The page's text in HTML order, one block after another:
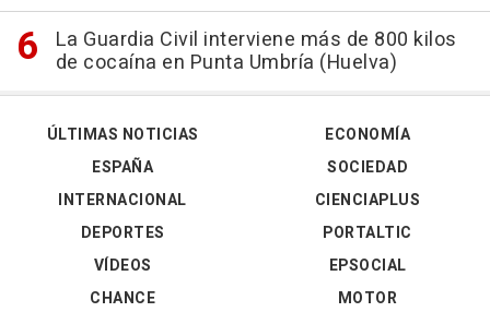
La Guardia Civil interviene más de 800 kilos
de cocaína en Punta Umbría (Huelva)
ÚLTIMAS NOTICIAS
ESPAÑA
INTERNACIONAL
DEPORTES
VÍDEOS
ECONOMÍA
SOCIEDAD
CIENCIAPLUS
PORTALTIC
EPSOCIAL
CHANCE
MOTOR